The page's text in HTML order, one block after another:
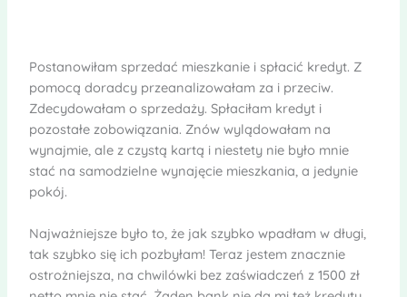
Postanowiłam sprzedać mieszkanie i spłacić kredyt. Z
pomocą doradcy przeanalizowałam za i przeciw.
Zdecydowałam o sprzedaży. Spłaciłam kredyt i
pozostałe zobowiązania. Znów wylądowałam na
wynajmie, ale z czystą kartą i niestety nie było mnie
stać na samodzielne wynajęcie mieszkania, a jedynie
pokój.
Najważniejsze było to, że jak szybko wpadłam w długi,
tak szybko się ich pozbyłam! Teraz jestem znacznie
ostrożniejsza, na chwilówki bez zaświadczeń z 1500 zł